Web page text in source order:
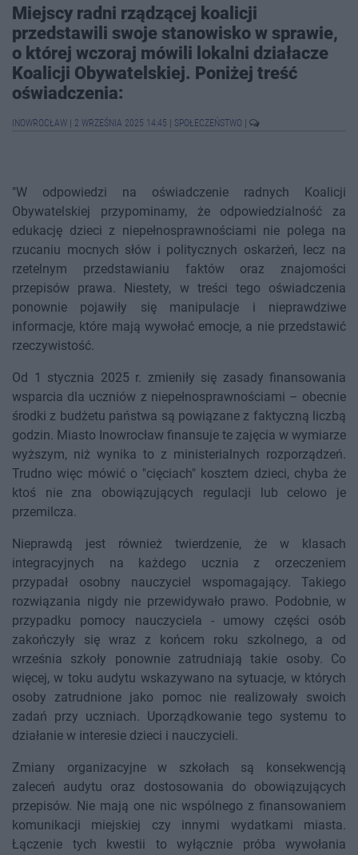
Miejscy radni rządzącej koalicji
przedstawili swoje stanowisko w sprawie,
o której wczoraj mówili lokalni działacze
Koalicji Obywatelskiej. Poniżej treść
oświadczenia:
INOWROCŁAW 2 WRZEŚNIA 2025 14:45 SPOŁECZEŃSTWO
"W odpowiedzi na oświadczenie radnych Koalicji
Obywatelskiej przypominamy, że odpowiedzialność za
edukację dzieci z niepełnosprawnościami nie polega na
rzucaniu mocnych słów i politycznych oskarżeń, lecz na
rzetelnym przedstawianiu faktów oraz znajomości
przepisów prawa. Niestety, w treści tego oświadczenia
ponownie pojawiły się manipulacje i nieprawdziwe
informacje, które mają wywołać emocje, a nie przedstawić
rzeczywistość.
Od 1 stycznia 2025 r. zmieniły się zasady finansowania
wsparcia dla uczniów z niepełnosprawnościami – obecnie
środki z budżetu państwa są powiązane z faktyczną liczbą
godzin. Miasto Inowrocław finansuje te zajęcia w wymiarze
wyższym, niż wynika to z ministerialnych rozporządzeń.
Trudno więc mówić o "cięciach" kosztem dzieci, chyba że
ktoś nie zna obowiązujących regulacji lub celowo je
przemilcza.
Nieprawdą jest również twierdzenie, że w klasach
integracyjnych na każdego ucznia z orzeczeniem
przypadał osobny nauczyciel wspomagający. Takiego
rozwiązania nigdy nie przewidywało prawo. Podobnie, w
przypadku pomocy nauczyciela - umowy części osób
zakończyły się wraz z końcem roku szkolnego, a od
września szkoły ponownie zatrudniają takie osoby. Co
więcej, w toku audytu wskazywano na sytuacje, w których
osoby zatrudnione jako pomoc nie realizowały swoich
zadań przy uczniach. Uporządkowanie tego systemu to
działanie w interesie dzieci i nauczycieli.
Zmiany organizacyjne w szkołach są konsekwencją
zaleceń audytu oraz dostosowania do obowiązujących
przepisów. Nie mają one nic wspólnego z finansowaniem
komunikacji miejskiej czy innymi wydatkami miasta.
Łączenie tych kwestii to wyłącznie próba wywołania